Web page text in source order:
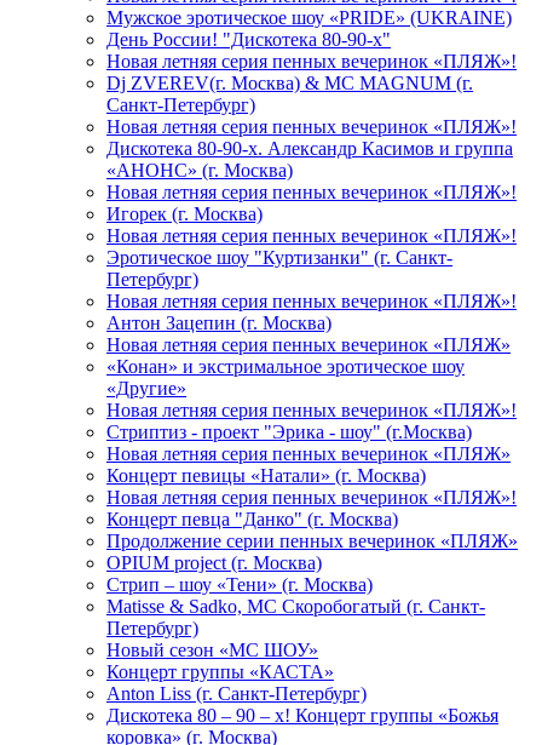
Мужское эротическое шоу «PRIDE» (UKRAINE)
День России! "Дискотека 80-90-х"
Новая летняя серия пенных вечеринок «ПЛЯЖ»!
Dj ZVEREV(г. Москва) & MC MAGNUM (г.
Санкт-Петербург)
Новая летняя серия пенных вечеринок «ПЛЯЖ»!
Дискотека 80-90-х. Александр Касимов и группа
«АНОНС» (г. Москва)
Новая летняя серия пенных вечеринок «ПЛЯЖ»!
Игорек (г. Москва)
Новая летняя серия пенных вечеринок «ПЛЯЖ»!
Эротическое шоу "Куртизанки" (г. Санкт-
Петербург)
Новая летняя серия пенных вечеринок «ПЛЯЖ»!
Антон Зацепин (г. Москва)
Новая летняя серия пенных вечеринок «ПЛЯЖ»
«Конан» и экстримальное эротическое шоу
«Другие»
Новая летняя серия пенных вечеринок «ПЛЯЖ»!
Стриптиз - проект "Эрика - шоу" (г.Москва)
Новая летняя серия пенных вечеринок «ПЛЯЖ»
Концерт певицы «Натали» (г. Москва)
Новая летняя серия пенных вечеринок «ПЛЯЖ»!
Концерт певца "Данко" (г. Москва)
Продолжение серии пенных вечеринок «ПЛЯЖ»
OPIUM project (г. Москва)
Стрип – шоу «Тени» (г. Москва)
Matissе & Sadko, MC Скоробогатый (г. Санкт-
Петербург)
Новый сезон «МС ШОУ»
Концерт группы «КАСТА»
Anton Liss (г. Санкт-Петербург)
Дискотека 80 – 90 – х! Концерт группы «Божья
коровка» (г. Москва)